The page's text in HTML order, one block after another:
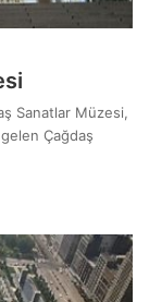
Sanatlar Müzesi,
Çağdaş